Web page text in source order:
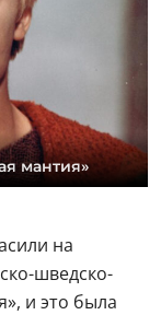
мантия»
на
шведско-
и это была